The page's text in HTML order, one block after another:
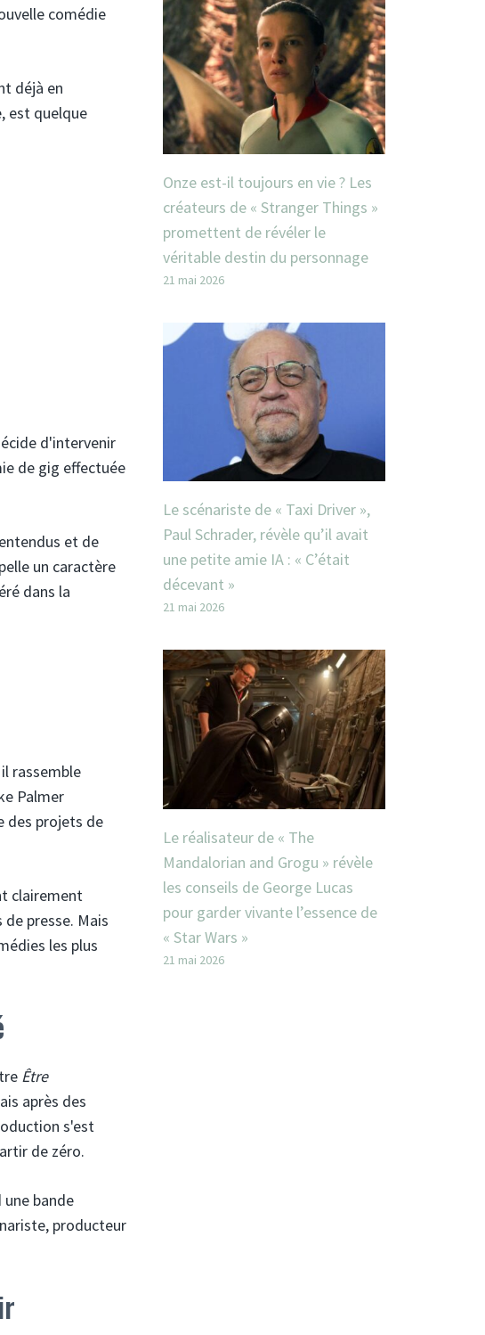
comédie
déjà en
est quelque
d'intervenir
de gig effectuée
et de
un caractère
dans la
rassemble
Palmer
des projets de
clairement
presse. Mais
les plus
Être
après des
s'est
de zéro.
bande
producteur
Onze est-il toujours en vie ? Les
créateurs de « Stranger Things »
promettent de révéler le
véritable destin du personnage
21 mai 2026
Le scénariste de « Taxi Driver »,
Paul Schrader, révèle qu’il avait
une petite amie IA : « C’était
décevant »
21 mai 2026
Le réalisateur de « The
Mandalorian and Grogu » révèle
les conseils de George Lucas
pour garder vivante l’essence de
« Star Wars »
21 mai 2026